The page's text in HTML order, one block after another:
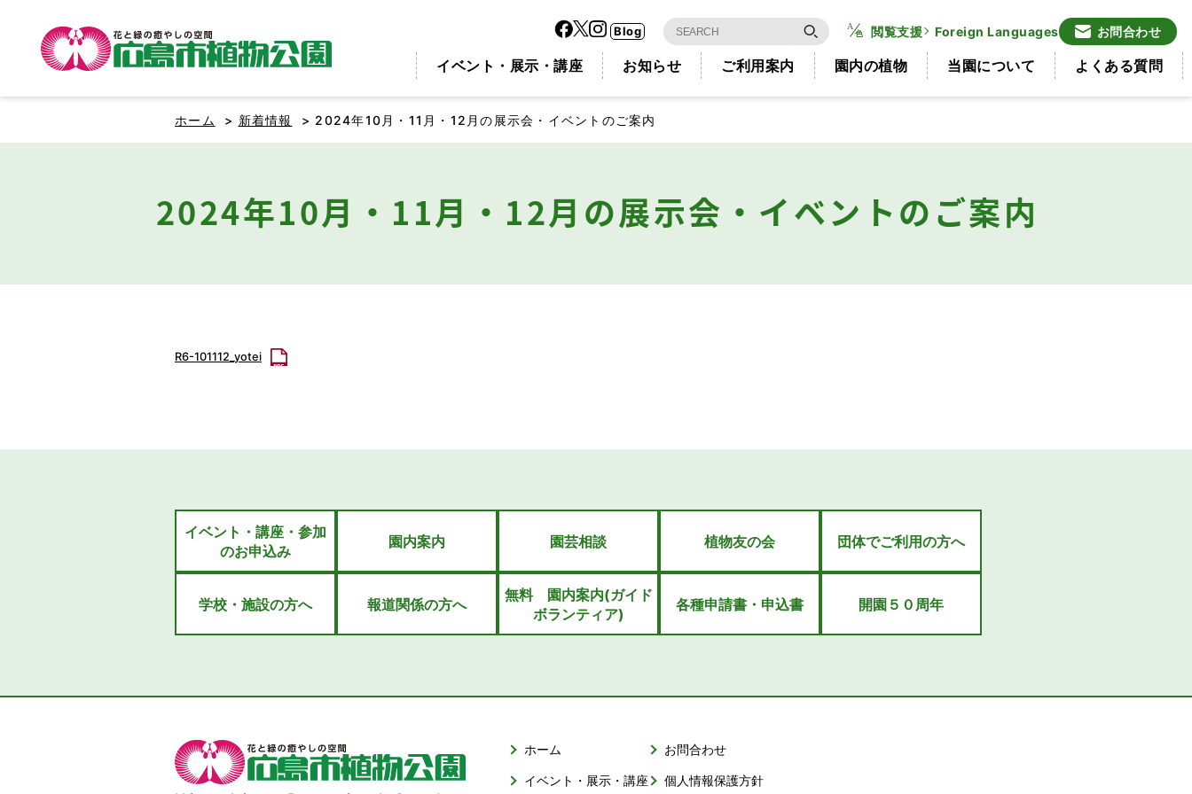
Blog 閲覧支援 Foreign Languages お問合わせ
イベント・展示・講座 お知らせ ご利用案内 園内の植物 当園について よくある質問
ホーム > 新着情報 > 2024年10月・11月・12月の展示会・イベントのご案内
2024年10月・11月・12月の展示会・イベントのご案内
R6-101112_yotei
イベント・講座・参加
のお申込み
園内案内 園芸相談 植物友の会 団体でご利用の方へ
学校・施設の方へ 報道関係の方へ
無料 園内案内(ガイド
ボランティア)
各種申請書・申込書 開園５０周年
ホーム
イベント・展示・講座
お問合わせ
個人情報保護方針